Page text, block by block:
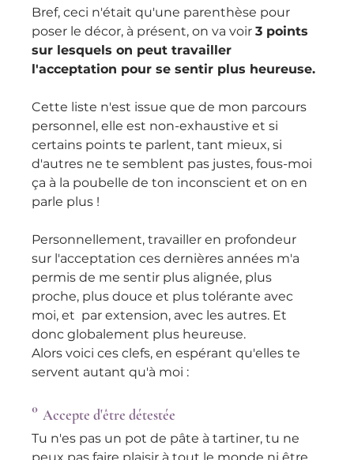
Bref, ceci n'était qu'une parenthèse pour
poser le décor, à présent, on va voir 3 points
sur lesquels on peut travailler
l'acceptation pour se sentir plus heureuse.
Cette liste n'est issue que de mon parcours
personnel, elle est non-exhaustive et si
certains points te parlent, tant mieux, si
d'autres ne te semblent pas justes, fous-moi
ça à la poubelle de ton inconscient et on en
parle plus !
Personnellement, travailler en profondeur
sur l'acceptation ces dernières années m'a
permis de me sentir plus alignée, plus
proche, plus douce et plus tolérante avec
moi, et  par extension, avec les autres. Et
donc globalement plus heureuse.
Alors voici ces clefs, en espérant qu'elles te
servent autant qu'à moi :
° Accepte d'être détestée
Tu n'es pas un pot de pâte à tartiner, tu ne